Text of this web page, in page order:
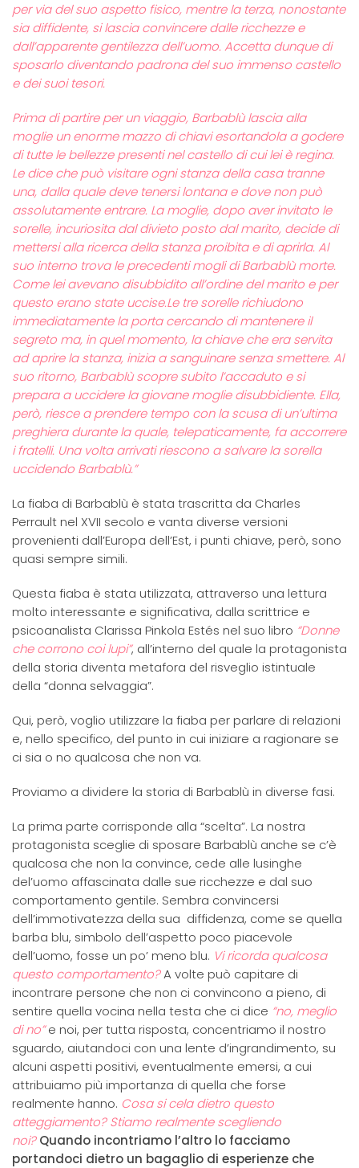
per via del suo aspetto fisico, mentre la terza, nonostante
sia diffidente, si lascia convincere dalle ricchezze e
dall’apparente gentilezza dell’uomo. Accetta dunque di
sposarlo diventando padrona del suo immenso castello
e dei suoi tesori.
Prima di partire per un viaggio, Barbablù lascia alla
moglie un enorme mazzo di chiavi esortandola a godere
di tutte le bellezze presenti nel castello di cui lei è regina.
Le dice che può visitare ogni stanza della casa tranne
una, dalla quale deve tenersi lontana e dove non può
assolutamente entrare. La moglie, dopo aver invitato le
sorelle, incuriosita dal divieto posto dal marito, decide di
mettersi alla ricerca della stanza proibita e di aprirla. Al
suo interno trova le precedenti mogli di Barbablù morte.
Come lei avevano disubbidito all’ordine del marito e per
questo erano state uccise.Le tre sorelle richiudono
immediatamente la porta cercando di mantenere il
segreto ma, in quel momento, la chiave che era servita
ad aprire la stanza, inizia a sanguinare senza smettere. Al
suo ritorno, Barbablù scopre subito l’accaduto e si
prepara a uccidere la giovane moglie disubbidiente. Ella,
però, riesce a prendere tempo con la scusa di un’ultima
preghiera durante la quale, telepaticamente, fa accorrere
i fratelli. Una volta arrivati riescono a salvare la sorella
uccidendo Barbablù.”
La fiaba di Barbablù è stata trascritta da Charles
Perrault nel XVII secolo e vanta diverse versioni
provenienti dall’Europa dell’Est, i punti chiave, però, sono
quasi sempre simili.
Questa fiaba è stata utilizzata, attraverso una lettura
molto interessante e significativa, dalla scrittrice e
psicoanalista Clarissa Pinkola Estés nel suo libro “Donne
che corrono coi lupi”, all’interno del quale la protagonista
della storia diventa metafora del risveglio istintuale
della “donna selvaggia”.
Qui, però, voglio utilizzare la fiaba per parlare di relazioni
e, nello specifico, del punto in cui iniziare a ragionare se
ci sia o no qualcosa che non va.
Proviamo a dividere la storia di Barbablù in diverse fasi.
La prima parte corrisponde alla “scelta”. La nostra
protagonista sceglie di sposare Barbablù anche se c’è
qualcosa che non la convince, cede alle lusinghe
del’uomo affascinata dalle sue ricchezze e dal suo
comportamento gentile. Sembra convincersi
dell’immotivatezza della sua diffidenza, come se quella
barba blu, simbolo dell’aspetto poco piacevole
dell’uomo, fosse un po’ meno blu. Vi ricorda qualcosa
questo comportamento?A volte può capitare di
incontrare persone che non ci convincono a pieno, di
sentire quella vocina nella testa che ci dice “no, meglio
di no”e noi, per tutta risposta, concentriamo il nostro
sguardo, aiutandoci con una lente d’ingrandimento, su
alcuni aspetti positivi, eventualmente emersi, a cui
attribuiamo più importanza di quella che forse
realmente hanno. Cosa si cela dietro questo
atteggiamento? Stiamo realmente scegliendo
noi? Quando incontriamo l’altro lo facciamo
portandoci dietro un bagaglio di esperienze che